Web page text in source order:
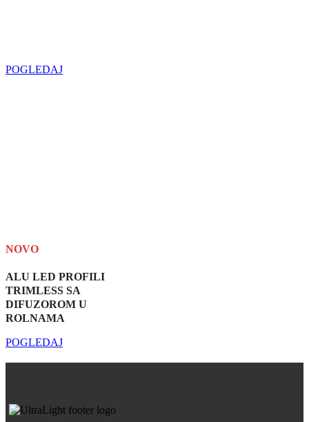
POGLEDAJ
NOVO
ALU LED PROFILI
TRIMLESS SA
DIFUZOROM U
ROLNAMA
POGLEDAJ